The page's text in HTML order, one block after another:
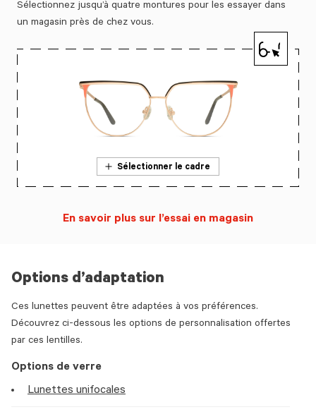
Options d’adaptation
Ces lunettes peuvent être adaptées à vos préférences.
Découvrez ci-dessous les options de personnalisation offertes
par ces lentilles.
Options de verre
Lunettes unifocales
Sélectionnez jusqu’à quatre montures pour les essayer dans
un magasin près de chez vous.
Sélectionner le cadre
En savoir plus sur l’essai en magasin